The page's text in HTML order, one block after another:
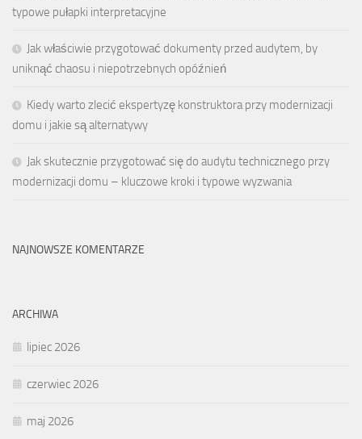
typowe pułapki interpretacyjne
Jak właściwie przygotować dokumenty przed audytem, by
uniknąć chaosu i niepotrzebnych opóźnień
Kiedy warto zlecić ekspertyzę konstruktora przy modernizacji
domu i jakie są alternatywy
Jak skutecznie przygotować się do audytu technicznego przy
modernizacji domu – kluczowe kroki i typowe wyzwania
NAJNOWSZE KOMENTARZE
ARCHIWA
lipiec 2026
czerwiec 2026
maj 2026